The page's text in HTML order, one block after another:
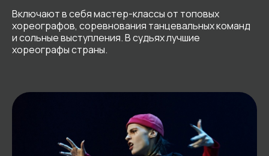
Включают в себя мастер-классы от топовых
хореографов, соревнования танцевальных команд
и сольные выступления. В судьях лучшие
хореографы страны.